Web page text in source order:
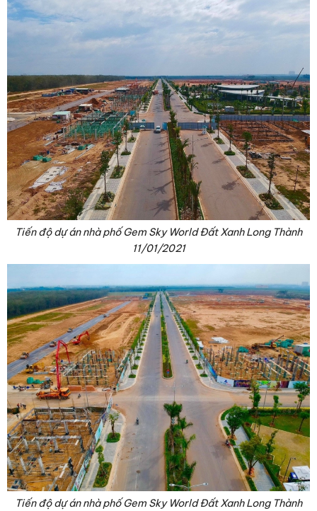
Tiến độ dự án nhà phố Gem Sky World Đất Xanh Long Thành
11/01/2021
Tiến độ dự án nhà phố Gem Sky World Đất Xanh Long Thành